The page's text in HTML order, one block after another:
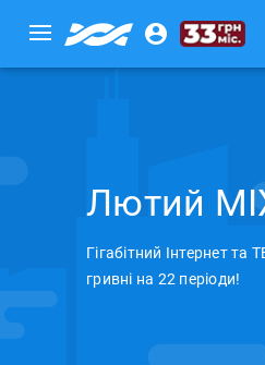
Лютий
Гігабітний Інтернет та
гривні на 22 періоди!